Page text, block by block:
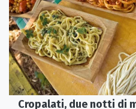
Cropalati, due notti di